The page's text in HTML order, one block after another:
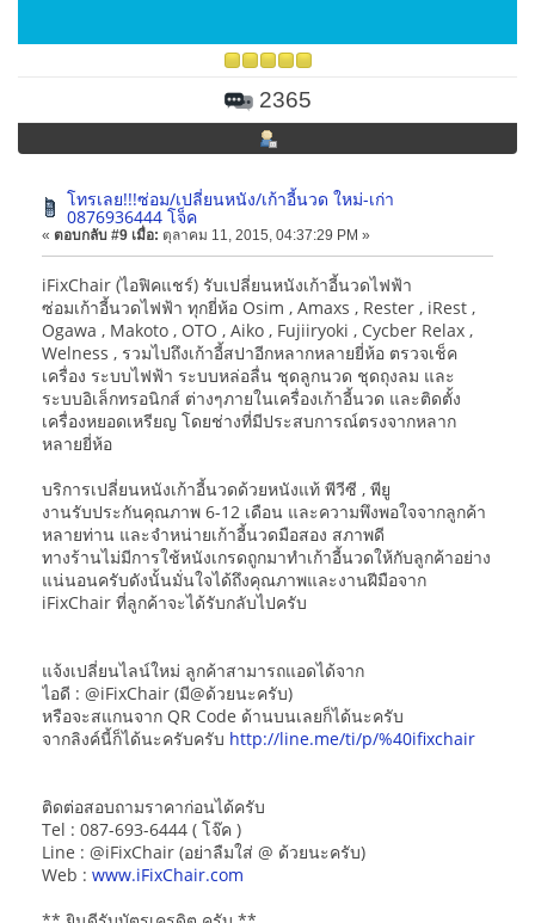
2365
โทรเลย!!!ซ่อม/เปลี่ยนหนัง/เก้าอี้นวด ใหม่-เก่า
0876936444 โจ็ค
« ตอบกลับ #9 เมื่อ: ตุลาคม 11, 2015, 04:37:29 PM »
iFixChair (ไอฟิคแชร์) รับเปลี่ยนหนังเก้าอี้นวดไฟฟ้า
ซ่อมเก้าอี้นวดไฟฟ้า ทุกยี่ห้อ Osim , Amaxs , Rester , iRest ,
Ogawa , Makoto , OTO , Aiko , Fujiiryoki , Cycber Relax ,
Welness , รวมไปถึงเก้าอี้สปาอีกหลากหลายยี่ห้อ ตรวจเช็ค
เครื่อง ระบบไฟฟ้า ระบบหล่อลื่น ชุดลูกนวด ชุดถุงลม และ
ระบบอิเล็กทรอนิกส์ ต่างๆภายในเครื่องเก้าอี้นวด และติดตั้ง
เครื่องหยอดเหรียญ โดยช่างที่มีประสบการณ์ตรงจากหลาก
หลายยี่ห้อ
บริการเปลี่ยนหนังเก้าอี้นวดด้วยหนังแท้ พีวีซี , พียู
งานรับประกันคุณภาพ 6-12 เดือน และความพึงพอใจจากลูกค้า
หลายท่าน และจำหน่ายเก้าอี้นวดมือสอง สภาพดี
ทางร้านไม่มีการใช้หนังเกรดถูกมาทำเก้าอี้นวดให้กับลูกค้าอย่าง
แน่นอนครับดังนั้นมั่นใจได้ถึงคุณภาพและงานฝีมือจาก
iFixChair ที่ลูกค้าจะได้รับกลับไปครับ
แจ้งเปลี่ยนไลน์ใหม่ ลูกค้าสามารถแอดได้จาก
ไอดี : @iFixChair (มี@ด้วยนะครับ)
หรือจะสแกนจาก QR Code ด้านบนเลยก็ได้นะครับ
จากลิงค์นี้ก็ได้นะครับครับ http://line.me/ti/p/%40ifixchair
ติดต่อสอบถามราคาก่อนได้ครับ
Tel : 087-693-6444 ( โจ๊ค )
Line : @iFixChair (อย่าลืมใส่ @ ด้วยนะครับ)
Web : www.iFixChair.com